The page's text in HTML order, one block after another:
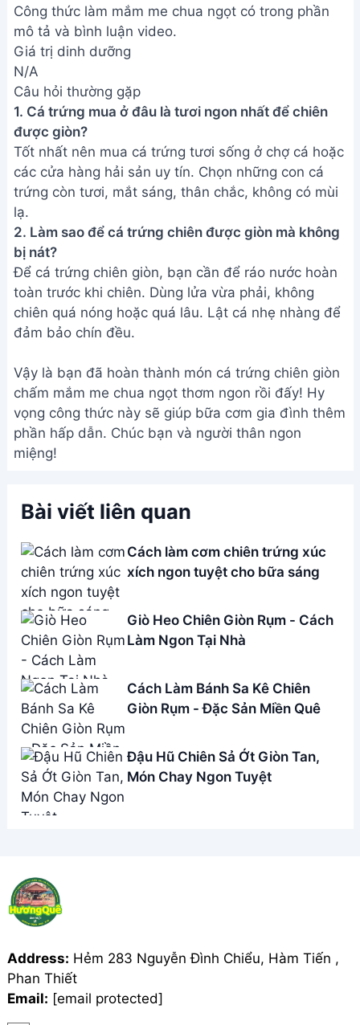
Công thức làm mắm me chua ngọt có trong phần
mô tả và bình luận video.
Giá trị dinh dưỡng
N/A
Câu hỏi thường gặp
1. Cá trứng mua ở đâu là tươi ngon nhất để chiên
được giòn?
Tốt nhất nên mua cá trứng tươi sống ở chợ cá hoặc
các cửa hàng hải sản uy tín. Chọn những con cá
trứng còn tươi, mắt sáng, thân chắc, không có mùi
lạ.
2. Làm sao để cá trứng chiên được giòn mà không
bị nát?
Để cá trứng chiên giòn, bạn cần để ráo nước hoàn
toàn trước khi chiên. Dùng lửa vừa phải, không
chiên quá nóng hoặc quá lâu. Lật cá nhẹ nhàng để
đảm bảo chín đều.
Vậy là bạn đã hoàn thành món cá trứng chiên giòn
chấm mắm me chua ngọt thơm ngon rồi đấy! Hy
vọng công thức này sẽ giúp bữa cơm gia đình thêm
phần hấp dẫn. Chúc bạn và người thân ngon
miệng!
Bài viết liên quan
Cách làm cơm chiên trứng xúc
xích ngon tuyệt cho bữa sáng
Giò Heo Chiên Giòn Rụm - Cách
Làm Ngon Tại Nhà
Cách Làm Bánh Sa Kê Chiên
Giòn Rụm - Đặc Sản Miền Quê
Đậu Hũ Chiên Sả Ớt Giòn Tan,
Món Chay Ngon Tuyệt
Address: Hẻm 283 Nguyễn Đình Chiểu, Hàm Tiến ,
Phan Thiết
Email: [email protected]